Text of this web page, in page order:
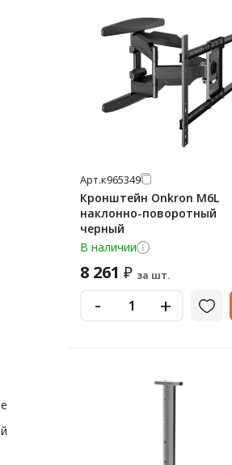
Арт.к965349
Кронштейн Onkron M6L
наклонно-поворотный
черный
В наличии
8 261 ₽ за шт.
- +